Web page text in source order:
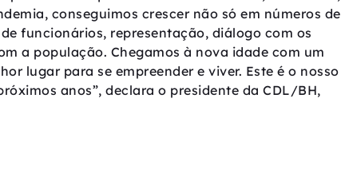
conseguimos crescer não só em números de
funcionários, representação, diálogo com os
a população. Chegamos à nova idade com um
lugar para se empreender e viver. Este é o nosso
anos”, declara o presidente da CDL/BH,